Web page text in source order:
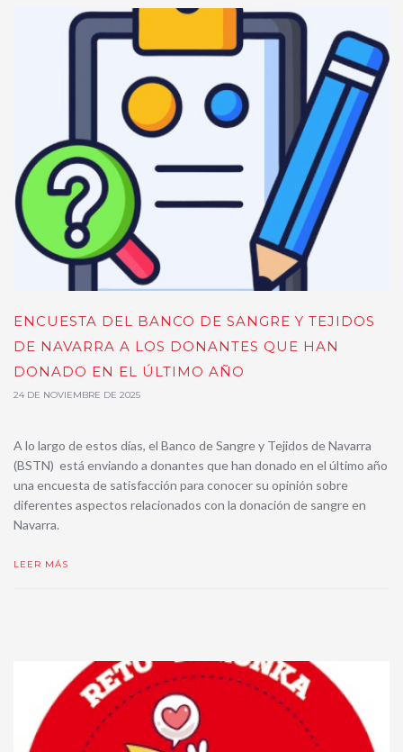
ENCUESTA DEL BANCO DE SANGRE Y TEJIDOS
DE NAVARRA A LOS DONANTES QUE HAN
DONADO EN EL ÚLTIMO AÑO
24 DE NOVIEMBRE DE 2025
A lo largo de estos días, el Banco de Sangre y Tejidos de Navarra
(BSTN) está enviando a donantes que han donado en el último año
una encuesta de satisfacción para conocer su opinión sobre
diferentes aspectos relacionados con la donación de sangre en
Navarra.
LEER MÁS